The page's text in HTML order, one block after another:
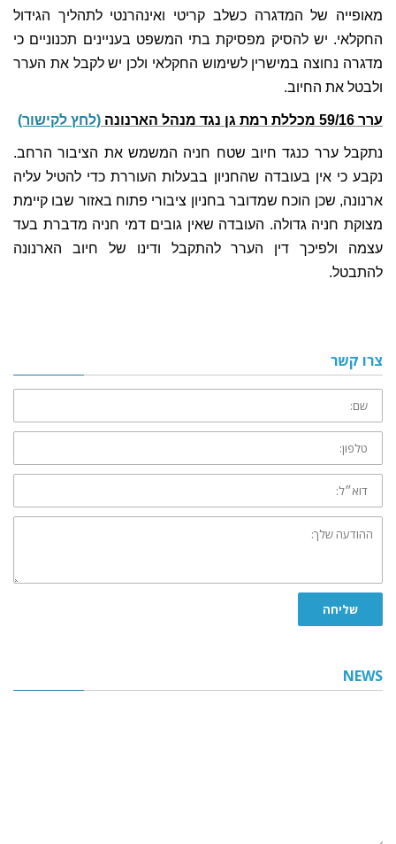
מאופייה של המדגרה כשלב קריטי ואינהרנטי לתהליך הגידול
החקלאי. יש להסיק מפסיקת בתי המשפט בעניינים תכנוניים כי
מדגרה נחוצה במישרין לשימוש החקלאי ולכן יש לקבל את הערר
ולבטל את החיוב.
ערר 59/16 מכללת רמת גן נגד מנהל הארנונה (לחץ לקישור)
נתקבל ערר כנגד חיוב שטח חניה המשמש את הציבור הרחב.
נקבע כי אין בעובדה שהחניון בבעלות העוררת כדי להטיל עליה
ארנונה, שכן הוכח שמדובר בחניון ציבורי פתוח באזור שבו קיימת
מצוקת חניה גדולה. העובדה שאין גובים דמי חניה מדברת בעד
עצמה ולפיכך דין הערר להתקבל ודינו של חיוב הארנונה
להתבטל.
צרו קשר
שם:
טלפון:
דוא״ל:
ההודעה
שלך:
שליחה
NEWS